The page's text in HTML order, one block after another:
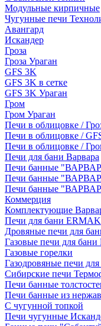
Модульные кирпичные
Чугунные печи
Авангард
Искандер
Гроза
Гроза Ураган
GFS 3K
GFS 3K в сетке
GFS 3K Ураган
Гром
Гром Ураган
Печи в облицовке /
Печи в облицовке /
Печи в облицовке /
Печи для бани Варвара
Печи банные
Печи банные
Печи банные
Коммерция
Комплектующие
Печи для бани ERMAK
Дровяные печи для
Газовые печи для бани
Газовые горелки
Газодровяные печи
Сибирские печи
Печи банные
Печи банные из
С чугунной топкой
Печи чугунные